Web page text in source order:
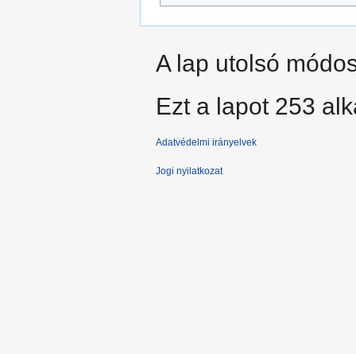
A lap utolsó
Ezt a lapot 253
Adatvédelmi irányelvek
Jogi nyilatkozat